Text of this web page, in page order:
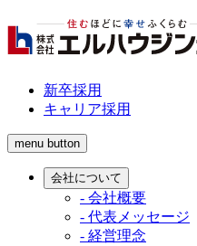
新卒採用
キャリア採用
menu button
会社について
- 会社概要
- 代表メッセージ
- 経営理念